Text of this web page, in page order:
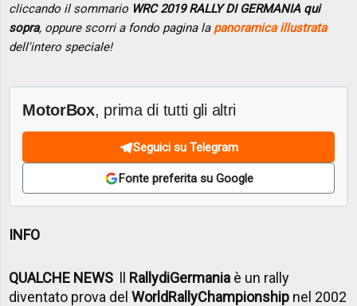
cliccando il sommario WRC 2019 RALLY DI GERMANIA qui
sopra, oppure scorri a fondo pagina la panoramica illustrata
dell'intero speciale!
MotorBox, prima di tutti gli altri
Seguici su Telegram
Fonte preferita su Google
INFO
QUALCHE NEWS ll RallydiGermania è un rally
diventato prova delWorldRallyChampionship nel 2002